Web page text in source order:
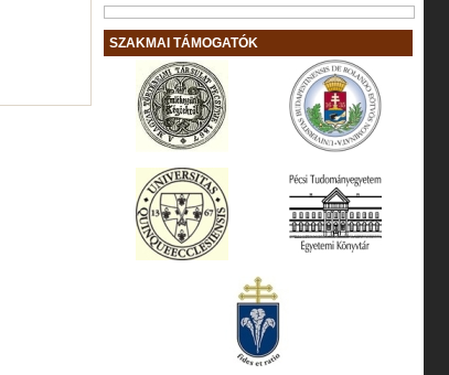
SZAKMAI TÁMOGATÓK